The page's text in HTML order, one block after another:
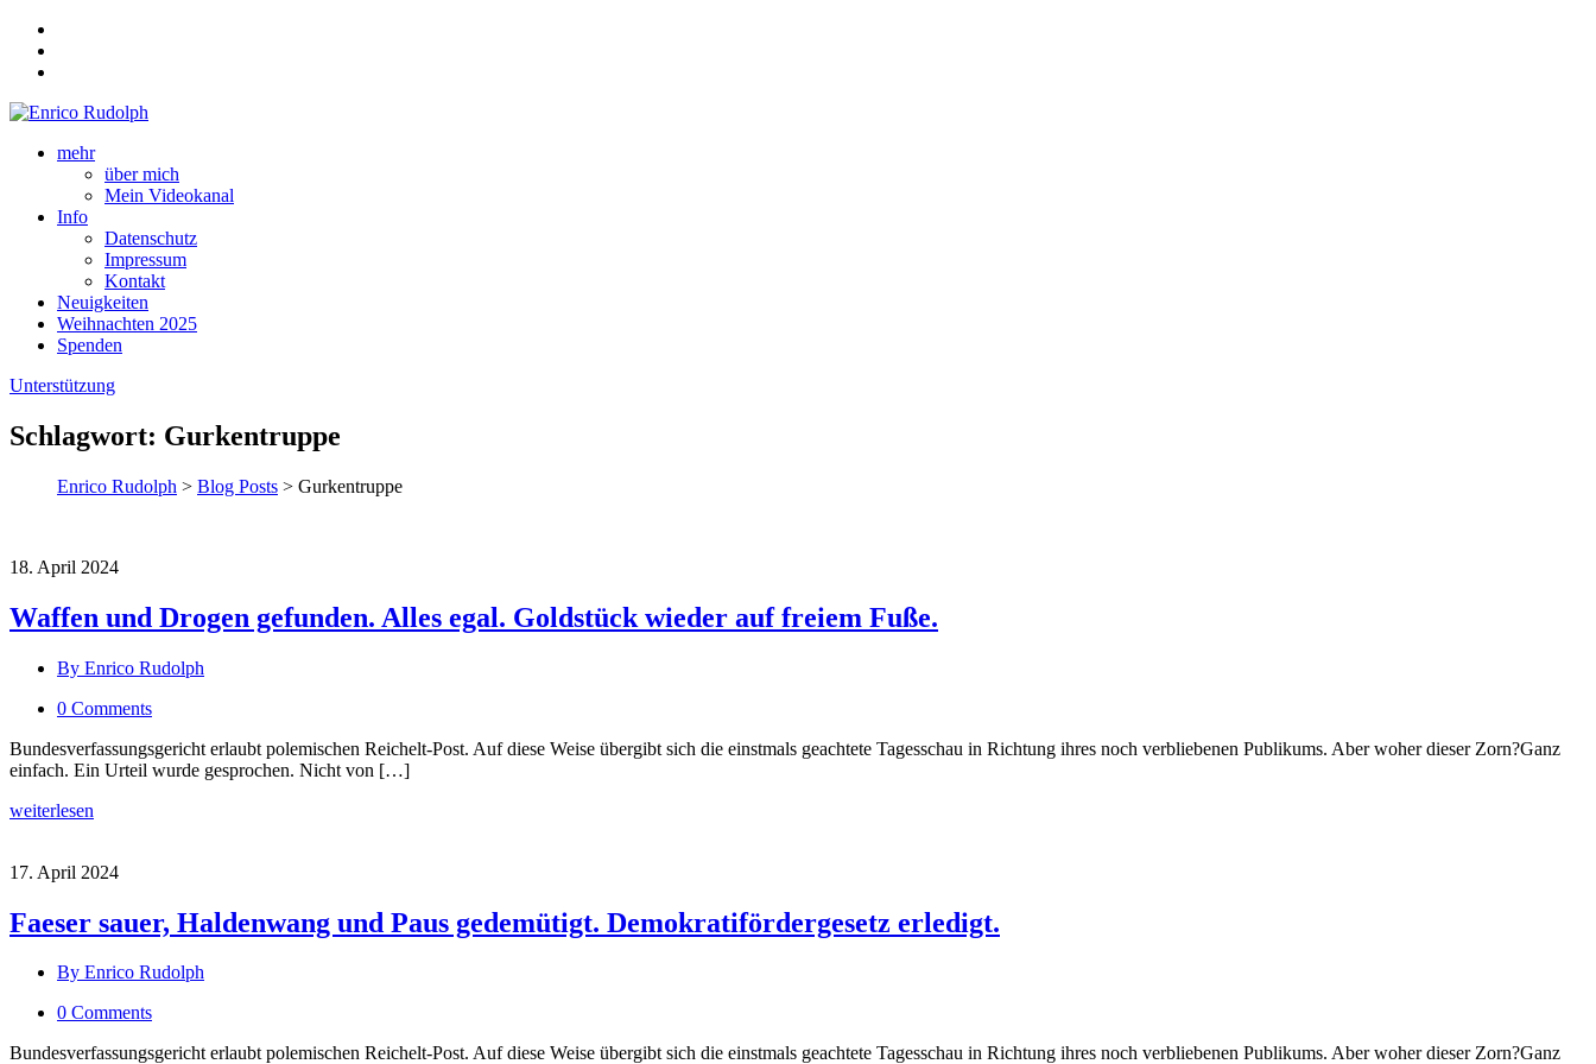
mehr
über mich
Mein Videokanal
Info
Datenschutz
Impressum
Kontakt
Neuigkeiten
Weihnachten 2025
Spenden
Unterstützung
Schlagwort: Gurkentruppe
Enrico Rudolph > Blog Posts > Gurkentruppe
18. April 2024
Waffen und Drogen gefunden. Alles egal. Goldstück wieder auf freiem Fuße.
By Enrico Rudolph
0 Comments
Bundesverfassungsgericht erlaubt polemischen Reichelt-Post. Auf diese Weise übergibt sich die einstmals geachtete Tagesschau in Richtung ihres noch verbliebenen Publikums. Aber woher dieser Zorn?Ganz
einfach. Ein Urteil wurde gesprochen. Nicht von […]
weiterlesen
17. April 2024
Faeser sauer, Haldenwang und Paus gedemütigt. Demokratifördergesetz erledigt.
By Enrico Rudolph
0 Comments
Bundesverfassungsgericht erlaubt polemischen Reichelt-Post. Auf diese Weise übergibt sich die einstmals geachtete Tagesschau in Richtung ihres noch verbliebenen Publikums. Aber woher dieser Zorn?Ganz